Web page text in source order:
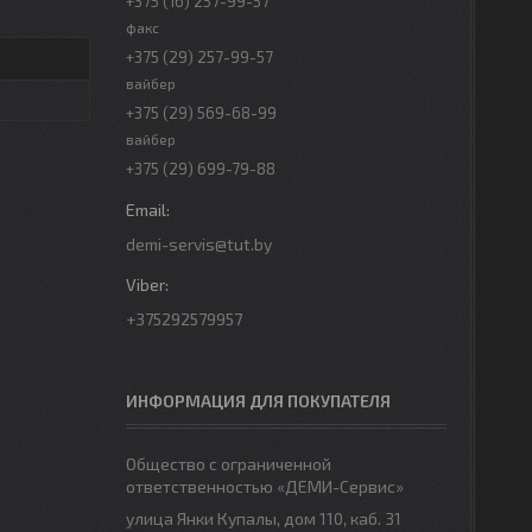
факс
+375 (29) 257-99-57
вайбер
+375 (29) 569-68-99
вайбер
+375 (29) 699-79-88
demi-servis@tut.by
+375292579957
ИНФОРМАЦИЯ ДЛЯ ПОКУПАТЕЛЯ
Общество с ограниченной
ответственностью «ДЕМИ-Сервис»
улица Янки Купалы, дом 110, каб. 31